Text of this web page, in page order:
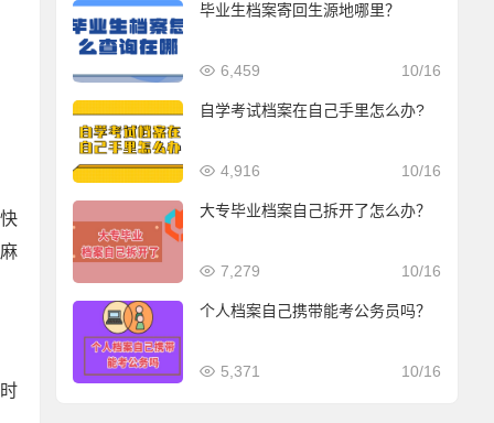
毕业生档案寄回生源地哪里？
10/16
6,459
自学考试档案在自己手里怎么办?
10/16
4,916
大专毕业档案自己拆开了怎么办？
10/16
7,279
个人档案自己携带能考公务员吗？
10/16
5,371